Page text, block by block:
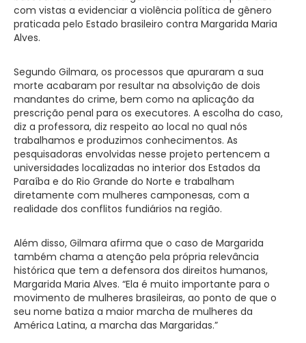
com vistas a evidenciar a violência política de gênero
praticada pelo Estado brasileiro contra Margarida Maria
Alves.
Segundo Gilmara, os processos que apuraram a sua
morte acabaram por resultar na absolvição de dois
mandantes do crime, bem como na aplicação da
prescrição penal para os executores. A escolha do caso,
diz a professora, diz respeito ao local no qual nós
trabalhamos e produzimos conhecimentos. As
pesquisadoras envolvidas nesse projeto pertencem a
universidades localizadas no interior dos Estados da
Paraíba e do Rio Grande do Norte e trabalham
diretamente com mulheres camponesas, com a
realidade dos conflitos fundiários na região.
Além disso, Gilmara afirma que o caso de Margarida
também chama a atenção pela própria relevância
histórica que tem a defensora dos direitos humanos,
Margarida Maria Alves. “Ela é muito importante para o
movimento de mulheres brasileiras, ao ponto de que o
seu nome batiza a maior marcha de mulheres da
América Latina, a marcha das Margaridas.”